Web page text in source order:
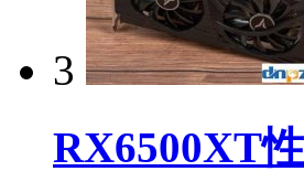
3
RX6500XT